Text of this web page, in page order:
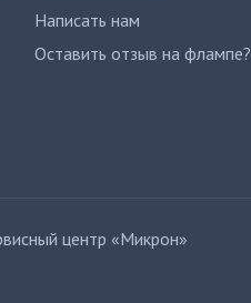
Написать нам
Оставить отзыв на флампе?
центр «Микрон»